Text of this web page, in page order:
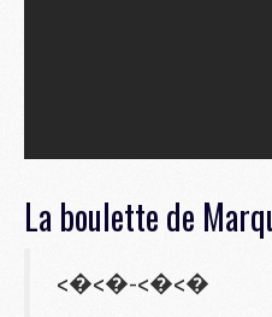
La boulette de
<�<�-<�<�